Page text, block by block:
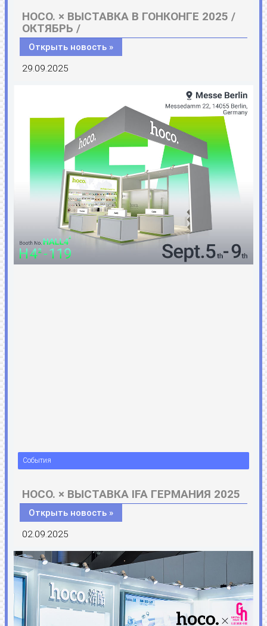
HOCO. × ВЫСТАВКА В ГОНКОНГЕ 2025 /
ОКТЯБРЬ /
Открыть новость »
29.09.2025
События
HOCO. × ВЫСТАВКА IFA ГЕРМАНИЯ 2025
Открыть новость »
02.09.2025